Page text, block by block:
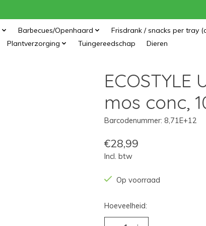
Barbecues/Openhaard
Frisdrank / snacks per tray
Plantverzorging Tuingereedschap Dieren
mos conc,
Barcodenummer: 8,71E+12
€28,99
Incl. btw
Op voorraad
Hoeveelheid: